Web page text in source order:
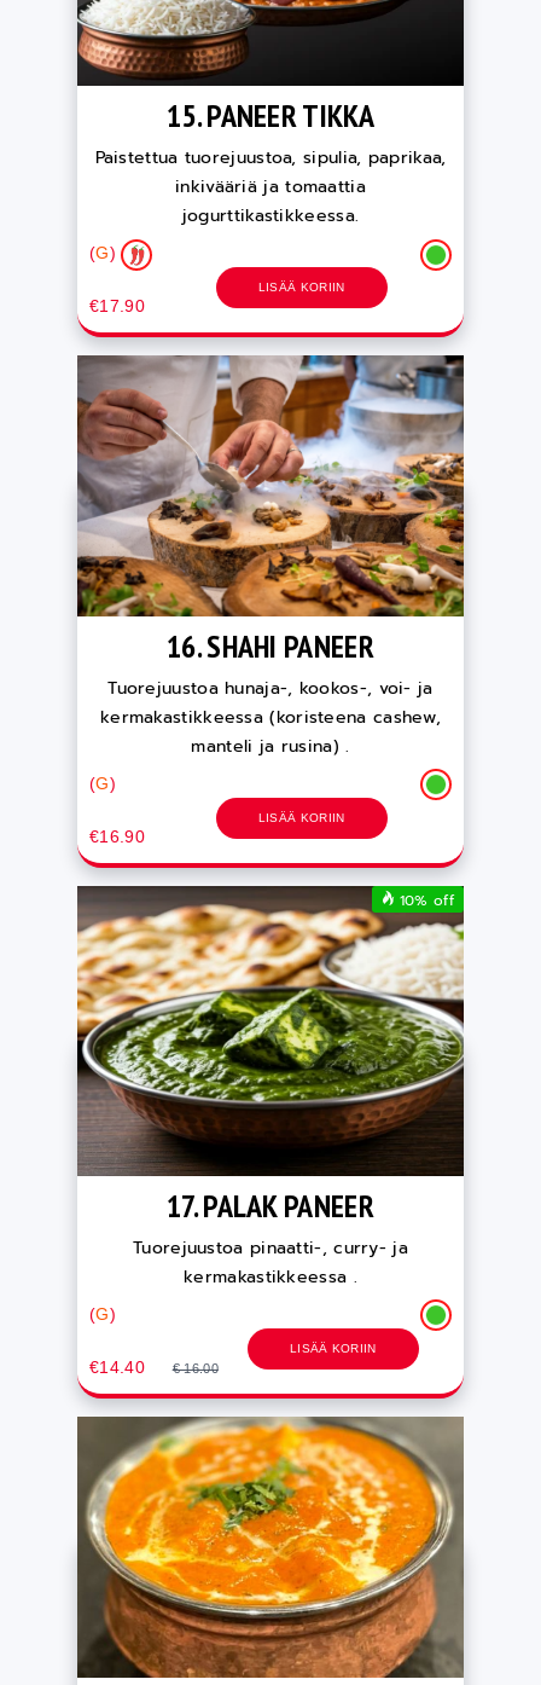
15. PANEER TIKKA
Paistettua tuorejuustoa, sipulia, paprikaa,
inkivääriä ja tomaattia
jogurttikastikkeessa.
(G)
€17.90
LISÄÄ KORIIN
16. SHAHI PANEER
Tuorejuustoa hunaja-, kookos-, voi- ja
kermakastikkeessa (koristeena cashew,
manteli ja rusina) .
(G)
€16.90
LISÄÄ KORIIN
10% off
17. PALAK PANEER
Tuorejuustoa pinaatti-, curry- ja
kermakastikkeessa .
(G)
€14.40 € 16.00
LISÄÄ KORIIN